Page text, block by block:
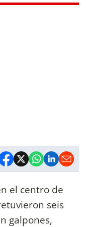
el centro de
seis
galpones,